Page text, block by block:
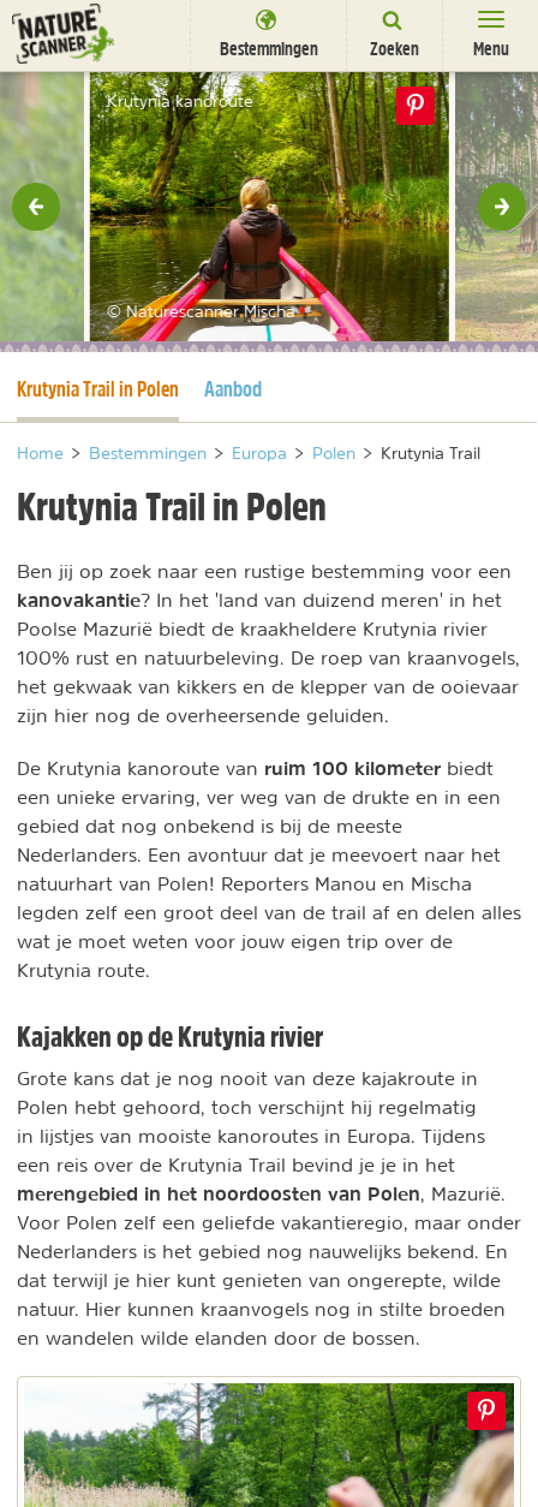
Ga
naar
content
Bestemmingen Zoeken Menu
Bestemmingen
Overnachten
Activiteiten
Natuurparken
Dieren
Nieuwsbrief
Krutynia kanoroute
© Naturescanner Mischa
Huidige pagina
Krutynia Trail in Polen Aanbod
Home > Bestemmingen > Europa > Polen > Krutynia Trail
Krutynia Trail in Polen
Ben jij op zoek naar een rustige bestemming voor een
kanovakantie? In het 'land van duizend meren' in het
Poolse Mazurië biedt de kraakheldere Krutynia rivier
100% rust en natuurbeleving. De roep van kraanvogels,
het gekwaak van kikkers en de klepper van de ooievaar
zijn hier nog de overheersende geluiden.
De Krutynia kanoroute van ruim 100 kilometer biedt
een unieke ervaring, ver weg van de drukte en in een
gebied dat nog onbekend is bij de meeste
Nederlanders. Een avontuur dat je meevoert naar het
natuurhart van Polen! Reporters Manou en Mischa
legden zelf een groot deel van de trail af en delen alles
wat je moet weten voor jouw eigen trip over de
Krutynia route.
Kajakken op de Krutynia rivier
Grote kans dat je nog nooit van deze kajakroute in
Polen hebt gehoord, toch verschijnt hij regelmatig
in lijstjes van mooiste kanoroutes in Europa. Tijdens
een reis over de Krutynia Trail bevind je je in het
merengebied in het noordoosten van Polen , Mazurië.
Voor Polen zelf een geliefde vakantieregio, maar onder
Nederlanders is het gebied nog nauwelijks bekend. En
dat terwijl je hier kunt genieten van ongerepte, wilde
natuur. Hier kunnen kraanvogels nog in stilte broeden
en wandelen wilde elanden door de bossen.